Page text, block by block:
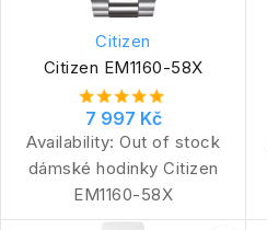
Citizen
Citizen EM1160-58X
7 997 Kč
Availability: Out of stock
dámské hodinky Citizen
EM1160-58X